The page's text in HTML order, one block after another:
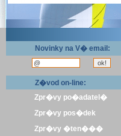
Novinky na V� email:
Z�vod on-line:
Zpr�vy po�adatel�
Zpr�vy pos�dek
Zpr�vy �ten���